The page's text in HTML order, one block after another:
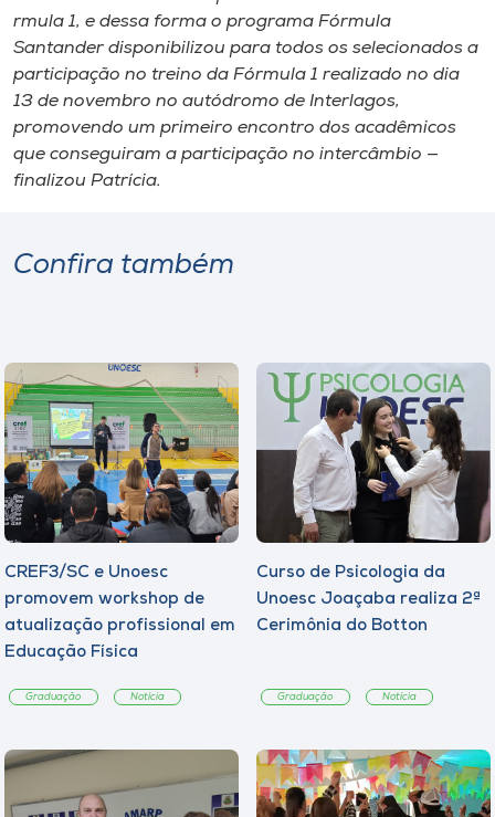
rmula 1,​ e​ dessa forma​ o programa Fórmula
Santander​ ​disponibilizou para todos os selecionados a
participação no treino da F​ó​rmula 1 realizado no dia
13 de novembro no autódromo de Interl​a​gos,
promovendo um primeiro encontro dos acadêmicos
que conseguiram a participação no intercâmbio —
finalizou Patrícia.
Confira também
CREF3/SC e Unoesc
promovem workshop de
atualização profissional em
Educação Física
Graduação Notícia
Curso de Psicologia da
Unoesc Joaçaba realiza 2ª
Cerimônia do Botton
Graduação Notícia